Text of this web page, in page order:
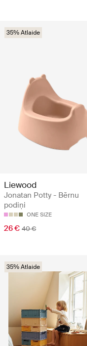
35% Atlaide
Liewood
Jonatan Potty - Bērnu
podiņi
ONE SIZE
26 € 40 €
35% Atlaide